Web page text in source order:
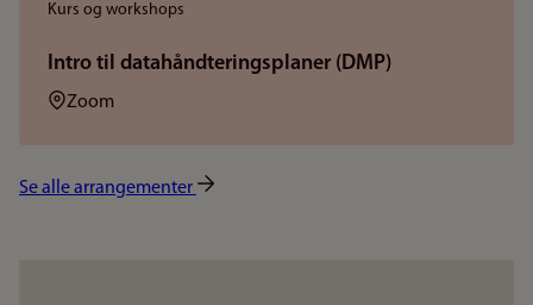
Kurs og workshops
Intro til datahåndteringsplaner (DMP)
Sted:Zoom
Se alle arrangementer